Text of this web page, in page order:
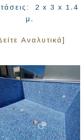
2 x 3 x 1.4
μ.
Αναλυτικά]